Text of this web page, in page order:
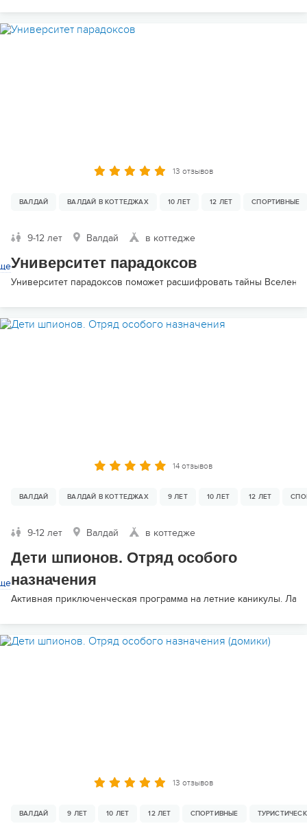
13 отзывов
ВАЛДАЙ ВАЛДАЙ В КОТТЕДЖАХ 10 ЛЕТ 12 ЛЕТ СПОРТИВНЫЕ
9-12 лет Валдай в коттедже
Университет парадоксов
Университет парадоксов поможет расшифровать тайны
14 отзывов
ВАЛДАЙ ВАЛДАЙ В КОТТЕДЖАХ 9 ЛЕТ 10 ЛЕТ 12 ЛЕТ
9-12 лет Валдай в коттедже
Дети шпионов. Отряд особого
назначения
Активная приключенческая программа на летние каникулы.
13 отзывов
ВАЛДАЙ 9 ЛЕТ 10 ЛЕТ 12 ЛЕТ СПОРТИВНЫЕ